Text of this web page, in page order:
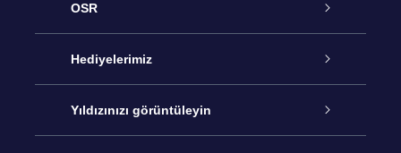
OSR
Hizmet
İletişim
Hediyelerimiz
Çevrimiçi Yıldız Hediyesi
Yıldızınızı görüntüleyin